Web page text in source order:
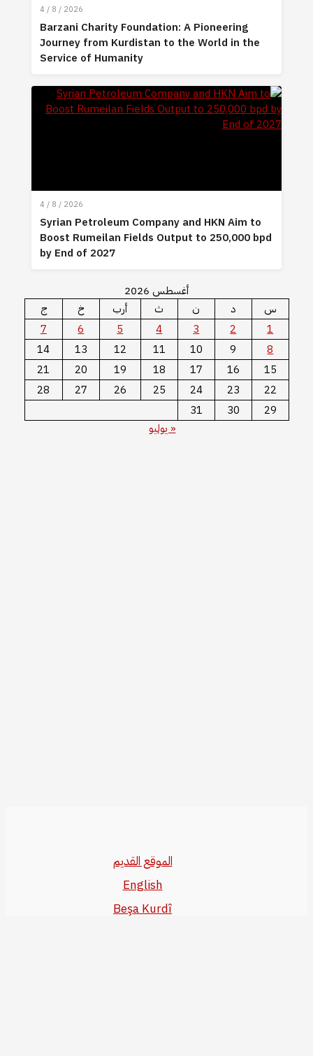
4 / 8 / 2026
Barzani Charity Foundation: A Pioneering
Journey from Kurdistan to the World in the
Service of Humanity
4 / 8 / 2026
Syrian Petroleum Company and HKN Aim to
Boost Rumeilan Fields Output to 250,000 bpd
by End of 2027
أغسطس 2026
س
د ن ث أرب خ
ج
1
2
3
4
5
6
7
8
9
10
11
12
13
14
15
16
17
18
19
20
21
22
23
24
25
26
27
28
29
30
31
« يوليو
الموقع القديم
English
Beşa Kurdî